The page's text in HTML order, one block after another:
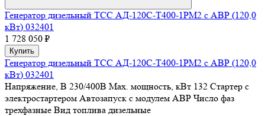
Генератор дизельный ТСС АД-120С-Т400-1РМ2 с АВР (120,0
кВт) 032401
1 728 050 ₽
Купить
Генератор дизельный ТСС АД-120С-Т400-1РМ2 с АВР (120,0
кВт) 032401
Напряжение, В 230/400В Max. мощность, кВт 132 Стартер с
электростартером Автозапуск с модулем АВР Число фаз
трехфазные Вид топлива дизельные